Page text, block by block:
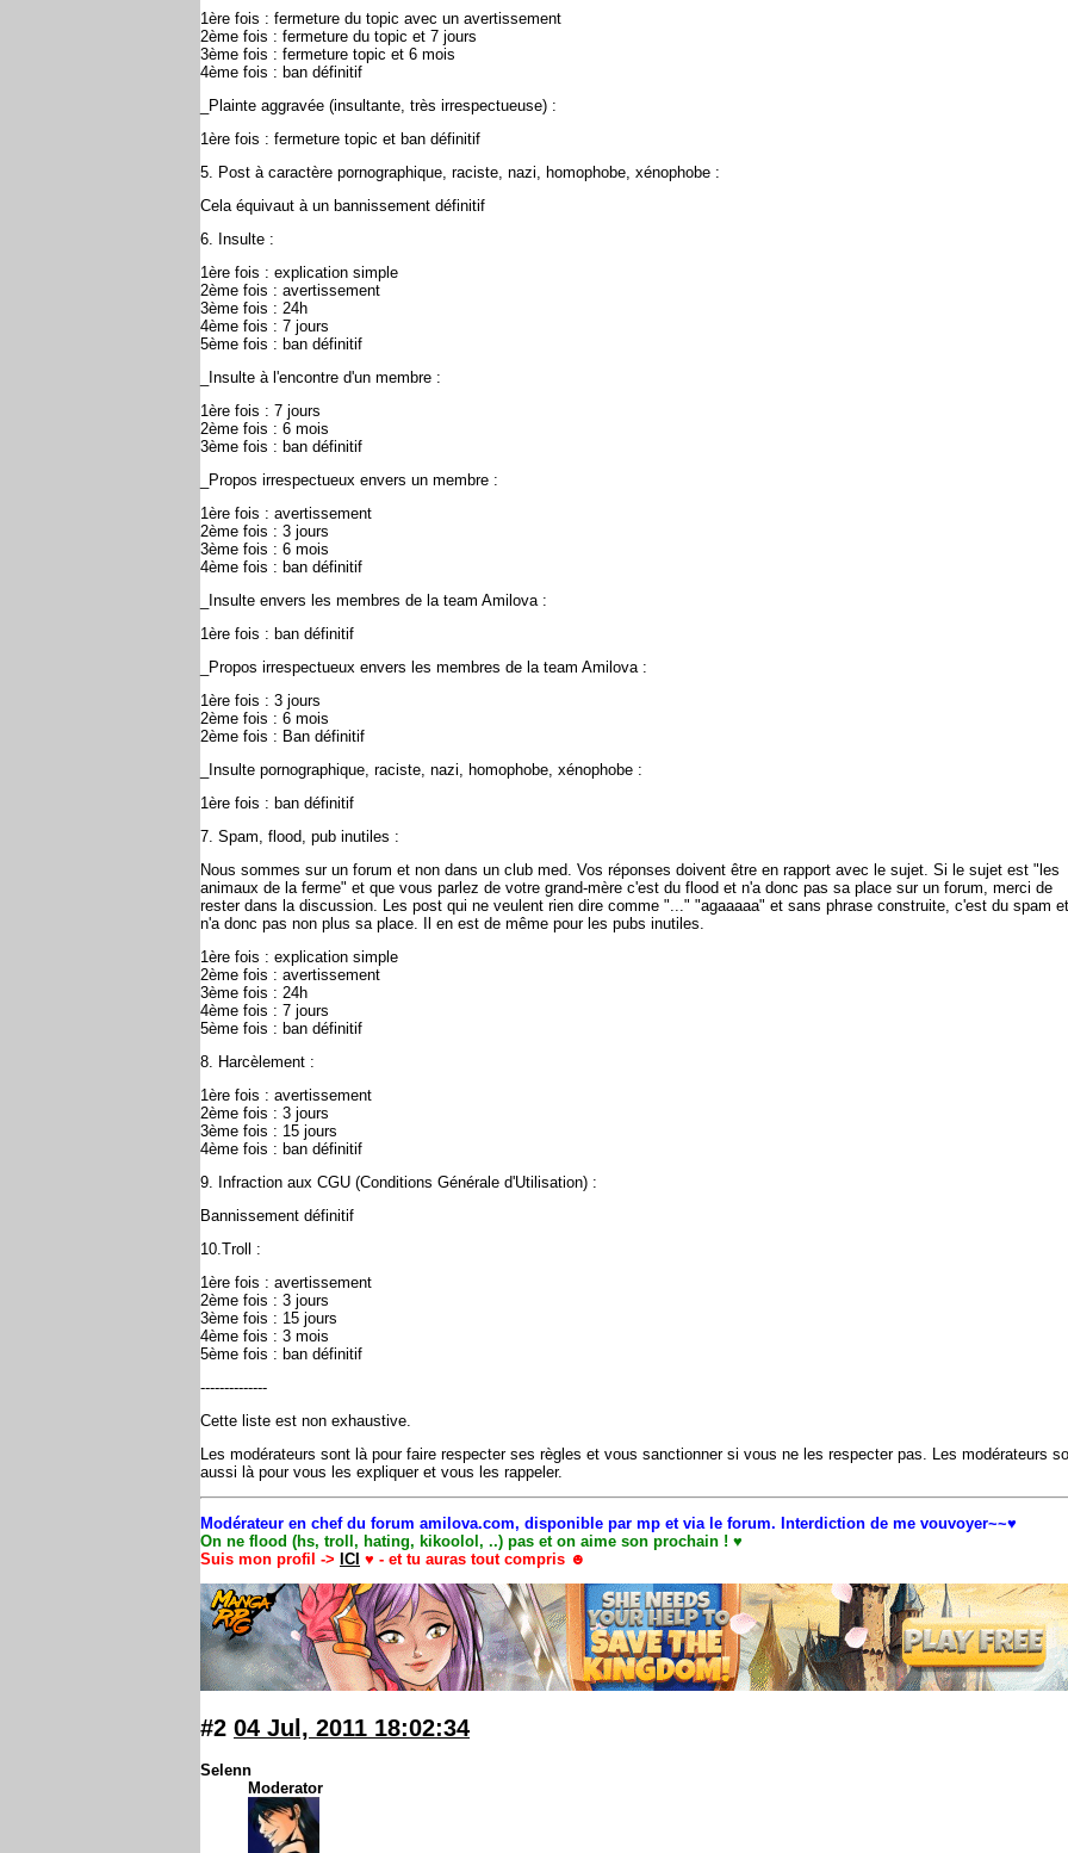
1ère fois : fermeture du topic avec un avertissement
2ème fois : fermeture du topic et 7 jours
3ème fois : fermeture topic et 6 mois
4ème fois : ban définitif
_Plainte aggravée (insultante, très irrespectueuse) :
1ère fois : fermeture topic et ban définitif
5. Post à caractère pornographique, raciste, nazi, homophobe, xénophobe :
Cela équivaut à un bannissement définitif
6. Insulte :
1ère fois : explication simple
2ème fois : avertissement
3ème fois : 24h
4ème fois : 7 jours
5ème fois : ban définitif
_Insulte à l'encontre d'un membre :
1ère fois : 7 jours
2ème fois : 6 mois
3ème fois : ban définitif
_Propos irrespectueux envers un membre :
1ère fois : avertissement
2ème fois : 3 jours
3ème fois : 6 mois
4ème fois : ban définitif
_Insulte envers les membres de la team Amilova :
1ère fois : ban définitif
_Propos irrespectueux envers les membres de la team Amilova :
1ère fois : 3 jours
2ème fois : 6 mois
2ème fois : Ban définitif
_Insulte pornographique, raciste, nazi, homophobe, xénophobe :
1ère fois : ban définitif
7. Spam, flood, pub inutiles :
Nous sommes sur un forum et non dans un club med. Vos réponses doivent être en rapport avec le sujet. Si le sujet est "les
animaux de la ferme" et que vous parlez de votre grand-mère c'est du flood et n'a donc pas sa place sur un forum, merci de
rester dans la discussion. Les post qui ne veulent rien dire comme "..." "agaaaaa" et sans phrase construite, c'est du spam et
n'a donc pas non plus sa place. Il en est de même pour les pubs inutiles.
1ère fois : explication simple
2ème fois : avertissement
3ème fois : 24h
4ème fois : 7 jours
5ème fois : ban définitif
8. Harcèlement :
1ère fois : avertissement
2ème fois : 3 jours
3ème fois : 15 jours
4ème fois : ban définitif
9. Infraction aux CGU (Conditions Générale d'Utilisation) :
Bannissement définitif
10.Troll :
1ère fois : avertissement
2ème fois : 3 jours
3ème fois : 15 jours
4ème fois : 3 mois
5ème fois : ban définitif
--------------
Cette liste est non exhaustive.
Les modérateurs sont là pour faire respecter ses règles et vous sanctionner si vous ne les respecter pas. Les modérateurs
aussi là pour vous les expliquer et vous les rappeler.
Modérateur en chef du forum amilova.com, disponible par mp et via le forum. Interdiction de me vouvoyer~~♥
On ne flood (hs, troll, hating, kikoolol, ..) pas et on aime son prochain ! ♥
Suis mon profil -> ICI ♥ - et tu auras tout compris ☻
#2 04 Jul, 2011 18:02:34
Selenn
Moderator